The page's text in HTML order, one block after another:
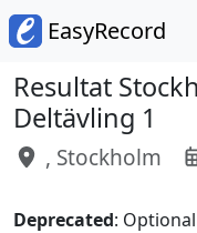
EasyRecord
Resultat
Deltävling 1
, Stockholm
Deprecated: